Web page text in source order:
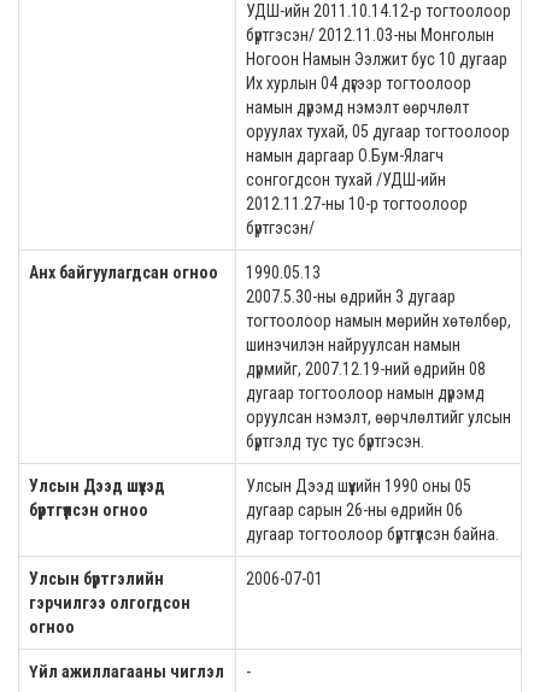
УДШ-ийн 2011.10.14.12-р тогтоолоор
бүртгэсэн/ 2012.11.03-ны Монголын
Ногоон Намын Ээлжит бус 10 дугаар
Их хурлын 04 дүгээр тогтоолоор
намын дүрэмд нэмэлт өөрчлөлт
оруулах тухай, 05 дугаар тогтоолоор
намын даргаар О.Бум-Ялагч
сонгогдсон тухай /УДШ-ийн
2012.11.27-ны 10-р тогтоолоор
бүртгэсэн/
Анх байгуулагдсан огноо
1990.05.13
2007.5.30-ны өдрийн 3 дугаар
тогтоолоор намын мөрийн хөтөлбөр,
шинэчилэн найруулсан намын
дүрмийг, 2007.12.19-ний өдрийн 08
дугаар тогтоолоор намын дүрэмд
оруулсан нэмэлт, өөрчлөлтийг улсын
бүртгэлд тус тус бүртгэсэн.
Улсын Дээд шүүхэд
бүртгүүлсэн огноо
Улсын Дээд шүүхийн 1990 оны 05
дугаар сарын 26-ны өдрийн 06
дугаар тогтоолоор бүртгүүлсэн байна.
Улсын бүртгэлийн
гэрчилгээ олгогдсон
огноо
2006-07-01
Үйл ажиллагааны чиглэл -